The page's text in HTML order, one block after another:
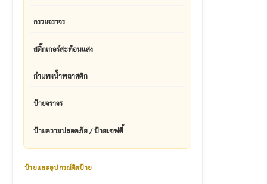
กรวยจราจร
สติ๊กเกอร์สะท้อนแสง
กำแพงน้ำพลาสติก
ป้ายจราจร
ป้ายความปลอดภัย / ป้ายเซฟตี้
ป้ายและอุปกรณ์ติดป้าย